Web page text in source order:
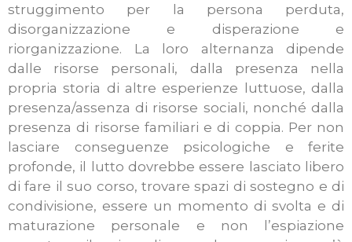
struggimento per la persona perduta,
disorganizzazione e disperazione e
riorganizzazione. La loro alternanza dipende
dalle risorse personali, dalla presenza nella
propria storia di altre esperienze luttuose, dalla
presenza/assenza di risorse sociali, nonché dalla
presenza di risorse familiari e di coppia. Per non
lasciare conseguenze psicologiche e ferite
profonde, il lutto dovrebbe essere lasciato libero
di fare il suo corso, trovare spazi di sostegno e di
condivisione, essere un momento di svolta e di
maturazione personale e non l’espiazione